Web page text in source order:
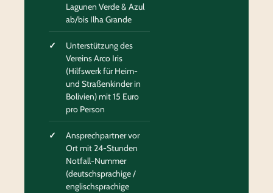
Lagunen Verde & Azul
ab/bis Ilha Grande
Unterstützung des
Vereins Arco Iris
(Hilfswerk für Heim-
und Straßenkinder in
Bolivien) mit 15 Euro
pro Person
Ansprechpartner vor
Ort mit 24-Stunden
Notfall-Nummer
(deutschsprachige /
englischsprachige